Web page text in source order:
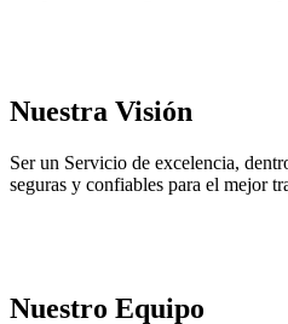
Nuestra Visión
Ser un Servicio de excelencia,
seguras y confiables para el mejor
Nuestro Equipo